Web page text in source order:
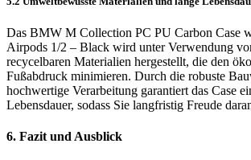
Das BMW M Collection PC PU Carbon Case
Airpods 1/2 – Black wird unter Verwendung
recycelbaren Materialien hergestellt, die den
Fußabdruck minimieren. Durch die robuste
hochwertige Verarbeitung garantiert das Case
Lebensdauer, sodass Sie langfristig Freude
6. Fazit und Ausblick